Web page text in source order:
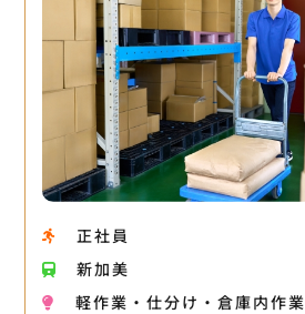
正社員
新加美
軽作業・仕分け・倉庫内作業